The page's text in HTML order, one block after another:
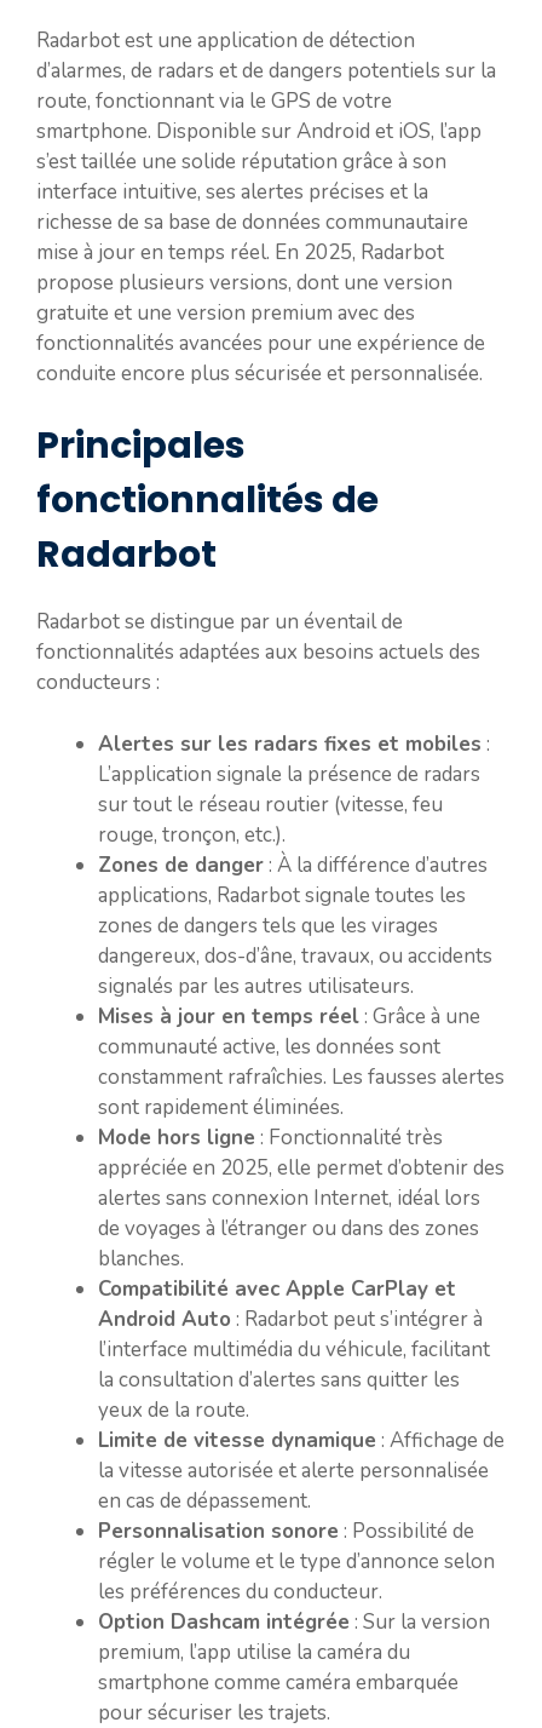
Radarbot est une application de détection
d’alarmes, de radars et de dangers potentiels sur la
route, fonctionnant via le GPS de votre
smartphone. Disponible sur Android et iOS, l’app
s’est taillée une solide réputation grâce à son
interface intuitive, ses alertes précises et la
richesse de sa base de données communautaire
mise à jour en temps réel. En 2025, Radarbot
propose plusieurs versions, dont une version
gratuite et une version premium avec des
fonctionnalités avancées pour une expérience de
conduite encore plus sécurisée et personnalisée.
Principales
fonctionnalités de
Radarbot
Radarbot se distingue par un éventail de
fonctionnalités adaptées aux besoins actuels des
conducteurs :
Alertes sur les radars fixes et mobiles :
L’application signale la présence de radars
sur tout le réseau routier (vitesse, feu
rouge, tronçon, etc.).
Zones de danger : À la différence d’autres
applications, Radarbot signale toutes les
zones de dangers tels que les virages
dangereux, dos-d’âne, travaux, ou accidents
signalés par les autres utilisateurs.
Mises à jour en temps réel : Grâce à une
communauté active, les données sont
constamment rafraîchies. Les fausses alertes
sont rapidement éliminées.
Mode hors ligne : Fonctionnalité très
appréciée en 2025, elle permet d’obtenir des
alertes sans connexion Internet, idéal lors
de voyages à l’étranger ou dans des zones
blanches.
Compatibilité avec Apple CarPlay et
Android Auto : Radarbot peut s’intégrer à
l’interface multimédia du véhicule, facilitant
la consultation d’alertes sans quitter les
yeux de la route.
Limite de vitesse dynamique : Affichage de
la vitesse autorisée et alerte personnalisée
en cas de dépassement.
Personnalisation sonore : Possibilité de
régler le volume et le type d’annonce selon
les préférences du conducteur.
Option Dashcam intégrée : Sur la version
premium, l’app utilise la caméra du
smartphone comme caméra embarquée
pour sécuriser les trajets.